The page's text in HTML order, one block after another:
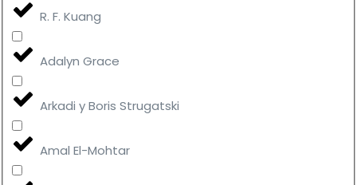
R. F. Kuang
Adalyn Grace
Arkadi y Boris Strugatski
Amal El-Mohtar